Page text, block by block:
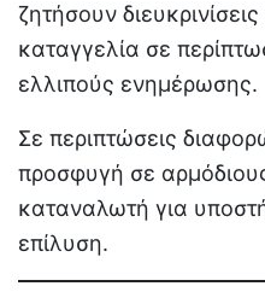
ζητήσουν
καταγγελία σε
ελλιπούς ενημέρωσης.
Σε περιπτώσεις
προσφυγή σε
καταναλωτή για
επίλυση.